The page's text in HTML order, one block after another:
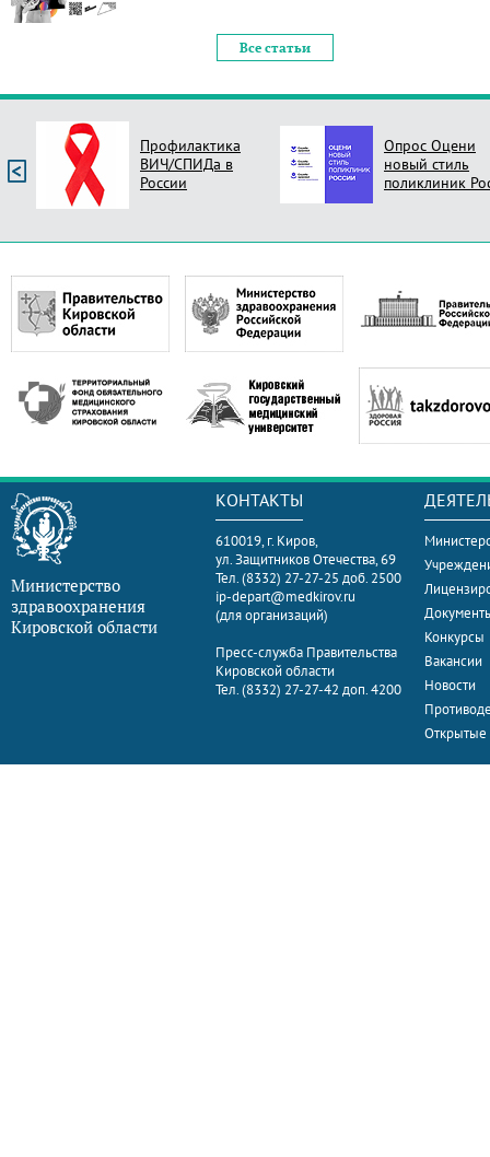
Все статьи
Профилактика
ВИЧ/СПИДа в
России
Опрос Оцени
новый стиль
поликлиник
Министерство
здравоохранения
Кировской области
КОНТАКТЫ
610019, г. Киров,
ул. Защитников Отечества, 69
Тел. (8332) 27-27-25 доб. 2500
ip-depart@medkirov.ru
(для организаций)
Пресс-служба Правительства
Кировской области
Тел. (8332) 27-27-42 доп. 4200
Конкурсы
Вакансии
Новости